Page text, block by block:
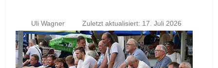
Uli Wagner Zuletzt aktualisiert: 17. Juli 2026